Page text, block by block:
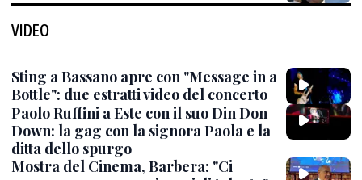
VIDEO
Sting a Bassano apre con "Message in a
Bottle": due estratti video del concerto
Paolo Ruffini a Este con il suo Din Don
Down: la gag con la signora Paola e la
ditta dello spurgo
Mostra del Cinema, Barbera: "Ci